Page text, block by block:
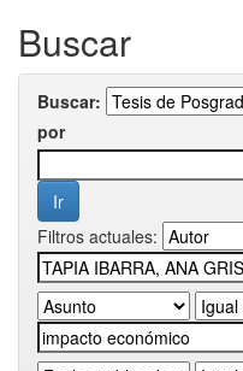
Buscar
Buscar:
por
Filtros actuales: